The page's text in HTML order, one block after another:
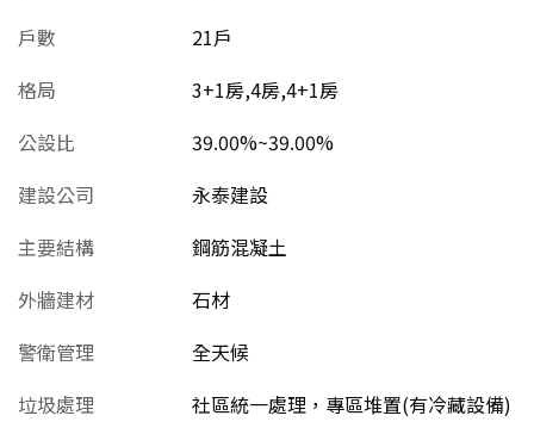
戶數
21戶
格局
3+1房,4房,4+1房
公設比
39.00%~39.00%
建設公司
永泰建設
主要結構
鋼筋混凝土
外牆建材
石材
警衛管理
全天候
垃圾處理
社區統一處理，專區堆置(有冷藏設備)